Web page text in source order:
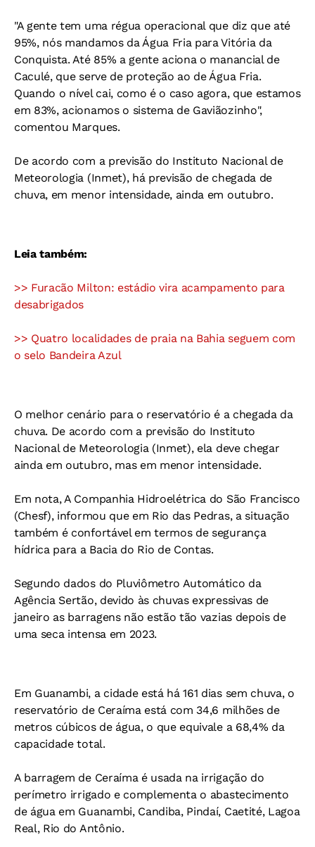
"A gente tem uma régua operacional que diz que até
95%, nós mandamos da Água Fria para Vitória da
Conquista. Até 85% a gente aciona o manancial de
Caculé, que serve de proteção ao de Água Fria.
Quando o nível cai, como é o caso agora, que estamos
em 83%, acionamos o sistema de Gaviãozinho",
comentou Marques.
De acordo com a previsão do Instituto Nacional de
Meteorologia (Inmet), há previsão de chegada de
chuva, em menor intensidade, ainda em outubro.
Leia também:
>> Furacão Milton: estádio vira acampamento para
desabrigados
>> Quatro localidades de praia na Bahia seguem com
o selo Bandeira Azul
O melhor cenário para o reservatório é a chegada da
chuva. De acordo com a previsão do Instituto
Nacional de Meteorologia (Inmet), ela deve chegar
ainda em outubro, mas em menor intensidade.
Em nota, A Companhia Hidroelétrica do São Francisco
(Chesf), informou que em Rio das Pedras, a situação
também é confortável em termos de segurança
hídrica para a Bacia do Rio de Contas.
Segundo dados do Pluviômetro Automático da
Agência Sertão, devido às chuvas expressivas de
janeiro as barragens não estão tão vazias depois de
uma seca intensa em 2023.
Em Guanambi, a cidade está há 161 dias sem chuva, o
reservatório de Ceraíma está com 34,6 milhões de
metros cúbicos de água, o que equivale a 68,4% da
capacidade total.
A barragem de Ceraíma é usada na irrigação do
perímetro irrigado e complementa o abastecimento
de água em Guanambi, Candiba, Pindaí, Caetité, Lagoa
Real, Rio do Antônio.